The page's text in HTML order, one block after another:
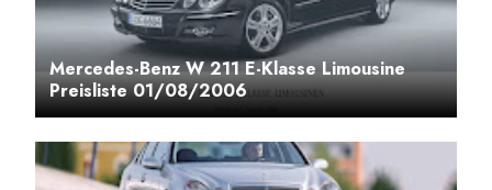
Mercedes-Benz W 211 E-Klasse Limousine
Preisliste 01/08/2006